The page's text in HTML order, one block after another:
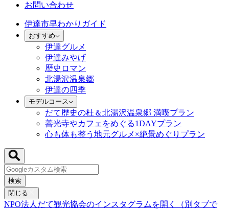
お問い合わせ
伊達市早わかりガイド
おすすめ
伊達グルメ
伊達みやげ
歴史ロマン
北湯沢温泉郷
伊達の四季
モデルコース
だて歴史の杜＆北湯沢温泉郷 満喫プラン
善光寺やカフェをめぐる1DAYプラン
心も体も整う地元グルメ×絶景めぐりプラン
検索
閉じる
NPO法人だて観光協会のインスタグラムを開く（別タブで